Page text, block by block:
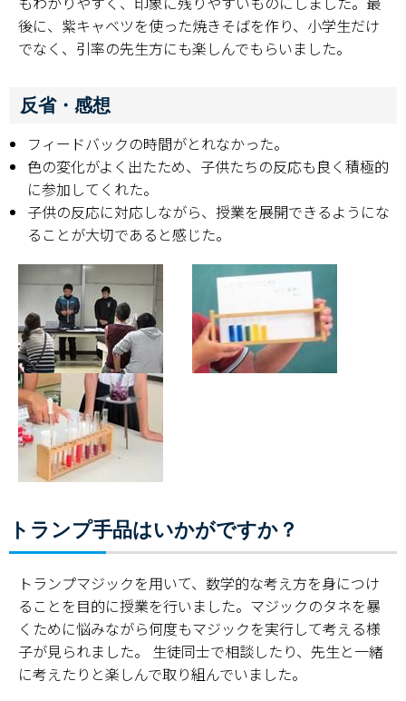
後に、紫キャベツを使った焼きそばを作り、小学生だけ
でなく、引率の先生方にも楽しんでもらいました。
反省・感想
フィードバックの時間がとれなかった。
色の変化がよく出たため、子供たちの反応も良く積極的
に参加してくれた。
子供の反応に対応しながら、授業を展開できるようにな
ることが大切であると感じた。
トランプ手品はいかがですか？
トランプマジックを用いて、数学的な考え方を身につけ
ることを目的に授業を行いました。マジックのタネを暴
くために悩みながら何度もマジックを実行して考える様
子が見られました。 生徒同士で相談したり、先生と一緒
に考えたりと楽しんで取り組んでいました。